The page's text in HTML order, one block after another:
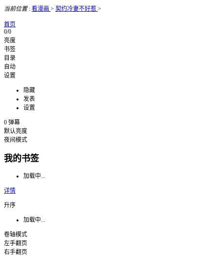
当前位置: 看漫画 > 契约冷妻不好惹 >
首页
0/0
亮度
书签
目录
自动
设置
隐藏
发表
设置
0 弹幕
默认亮度
夜间模式
我的书签
加载中...
详情
升序
加载中...
卷轴模式
左手翻页
右手翻页